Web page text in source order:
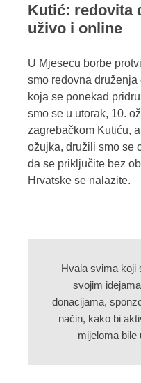
Kutić: redovita
uživo i online
U Mjesecu borbe
smo redovna
koja se ponekad
smo se u utorak, 10.
zagrebačkom Kutiću,
ožujka, družili smo se
da se priključite bez
Hrvatske se nalazite.
Hvala svima koji
svojim
donacijama,
način, kako bi
mijeloma bile